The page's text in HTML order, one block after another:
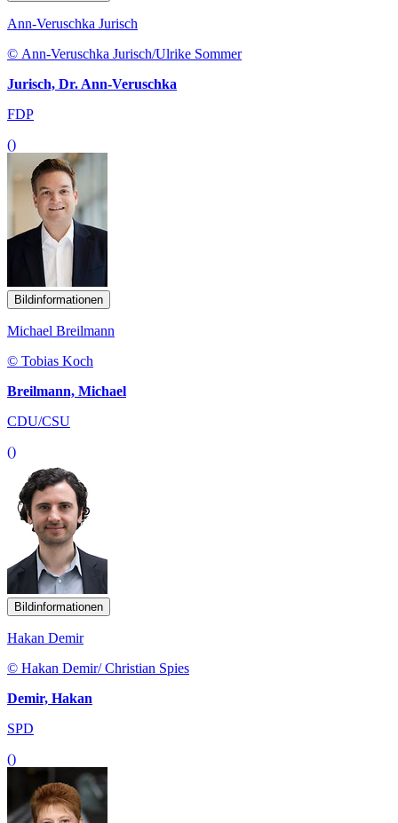
Ann-Veruschka Jurisch
© Ann-Veruschka Jurisch/Ulrike Sommer
Jurisch, Dr. Ann-Veruschka
FDP
()
Bildinformationen
Michael Breilmann
© Tobias Koch
Breilmann, Michael
CDU/CSU
()
Bildinformationen
Hakan Demir
© Hakan Demir/ Christian Spies
Demir, Hakan
SPD
()